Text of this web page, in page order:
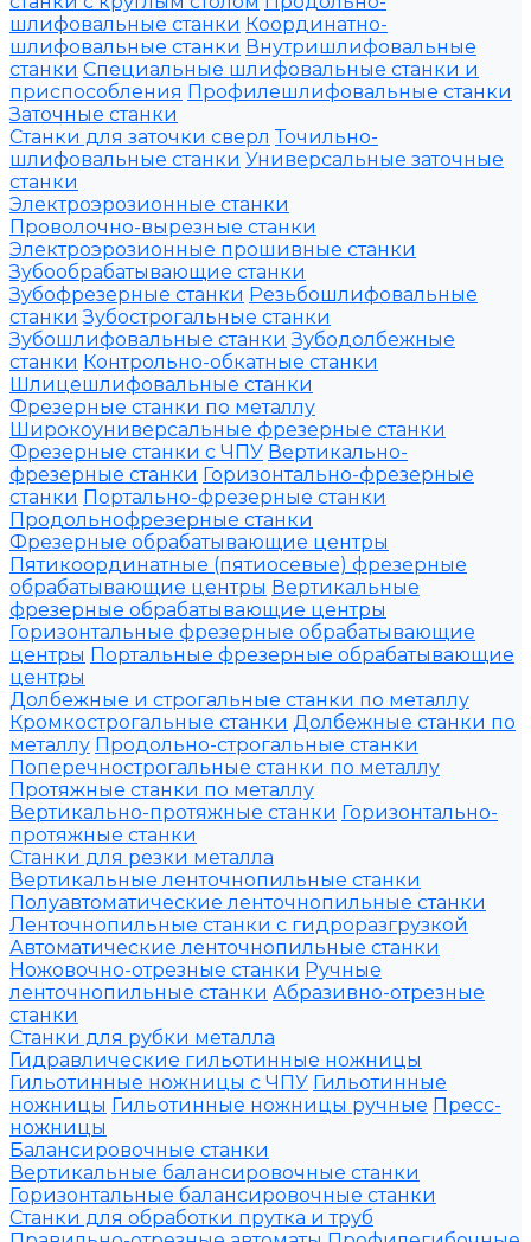
шлифовальные станки Координатно-
шлифовальные станки Внутришлифовальные
станки Специальные шлифовальные станки и
приспособления Профилешлифовальные станки
Заточные станки
Станки для заточки сверл Точильно-
шлифовальные станки Универсальные заточные
станки
Электроэрозионные станки
Проволочно-вырезные станки
Электроэрозионные прошивные станки
Зубообрабатывающие станки
Зубофрезерные станки Резьбошлифовальные
станки Зубострогальные станки
Зубошлифовальные станки Зубодолбежные
станки Контрольно-обкатные станки
Шлицешлифовальные станки
Фрезерные станки по металлу
Широкоуниверсальные фрезерные станки
Фрезерные станки с ЧПУ Вертикально-
фрезерные станки Горизонтально-фрезерные
станки Портально-фрезерные станки
Продольнофрезерные станки
Фрезерные обрабатывающие центры
Пятикоординатные (пятиосевые) фрезерные
обрабатывающие центры Вертикальные
фрезерные обрабатывающие центры
Горизонтальные фрезерные обрабатывающие
центры Портальные фрезерные обрабатывающие
центры
Долбежные и строгальные станки по металлу
Кромкострогальные станки Долбежные станки по
металлу Продольно-строгальные станки
Поперечнострогальные станки по металлу
Протяжные станки по металлу
Вертикально-протяжные станки Горизонтально-
протяжные станки
Станки для резки металла
Вертикальные ленточнопильные станки
Полуавтоматические ленточнопильные станки
Ленточнопильные станки с гидроразгрузкой
Автоматические ленточнопильные станки
Ножовочно-отрезные станки Ручные
ленточнопильные станки Абразивно-отрезные
станки
Станки для рубки металла
Гидравлические гильотинные ножницы
Гильотинные ножницы с ЧПУ Гильотинные
ножницы Гильотинные ножницы ручные Пресс-
ножницы
Балансировочные станки
Вертикальные балансировочные станки
Горизонтальные балансировочные станки
Станки для обработки прутка и труб